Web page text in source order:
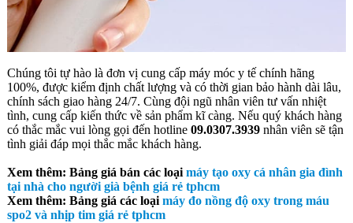
Chúng tôi tự hào là đơn vị cung cấp máy móc y tế chính hãng
100%, được kiểm định chất lượng và có thời gian bảo hành dài lâu,
chính sách giao hàng 24/7. Cùng đội ngũ nhân viên tư vấn nhiệt
tình, cung cấp kiến thức về sản phẩm kĩ càng. Nếu quý khách hàng
có thắc mắc vui lòng gọi đến hotline 09.0307.3939 nhân viên sẽ tận
tình giải đáp mọi thắc mắc khách hàng.
Xem thêm: Bảng giá bán các loại máy tạo oxy cá nhân gia đình
tại nhà cho người già bệnh giá rẻ tphcm
Xem thêm: Bảng giá các loại máy đo nồng độ oxy trong máu
spo2 và nhịp tim giá rẻ tphcm